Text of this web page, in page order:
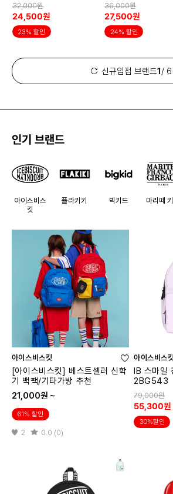
32,000원
24,500원
23% 할인
36,000원
27,500원
24% 할인
신규입점 브랜드1/ 6
인기 브랜드
아이스비스
킷
플라키키 빅키드 마리떼
아이스비스킷
[아이스비스킷] 베스트셀러 신학
기 백팩/기타가방 추천
21,000원 ~
61% 할인
2 0.0 (0)
아이스비스
IB 스마일
2BG543
79,000원
55,300원
30%할인